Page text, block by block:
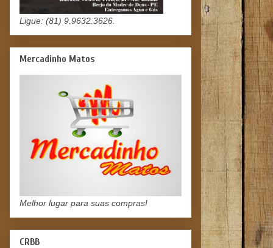
Ligue: (81) 9.9632.3626.
Mercadinho Matos
Melhor lugar para suas compras!
CRBB